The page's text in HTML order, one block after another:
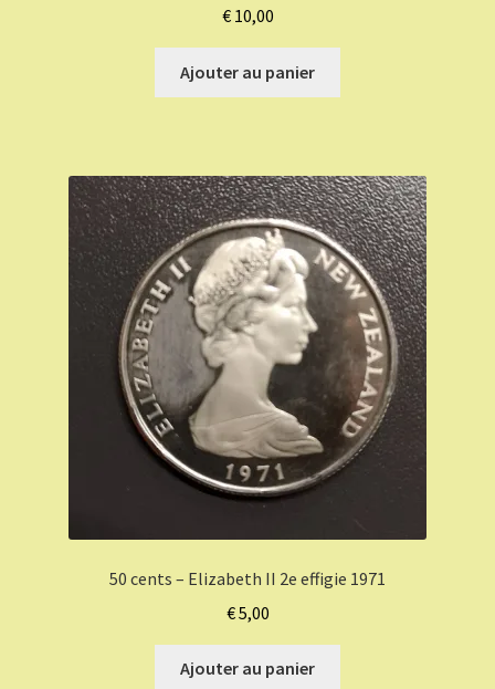
€10,00
Ajouter au panier
50 cents – Elizabeth II 2e effigie 1971
€5,00
Ajouter au panier